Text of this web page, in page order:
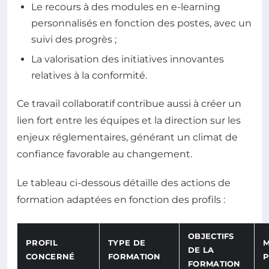
Le recours à des modules en e-learning
personnalisés en fonction des postes, avec un
suivi des progrès ;
La valorisation des initiatives innovantes
relatives à la conformité.
Ce travail collaboratif contribue aussi à créer un
lien fort entre les équipes et la direction sur les
enjeux réglementaires, générant un climat de
confiance favorable au changement.
Le tableau ci-dessous détaille des actions de
formation adaptées en fonction des profils :
PROFIL
CONCERNÉ
TYPE DE
FORMATION
OBJECTIFS
DE LA
FORMATION